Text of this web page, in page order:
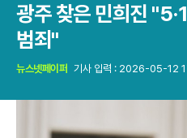
광주 찾은 민희진
범죄"
뉴스넷페이퍼 기사 입력 : 2026-05-12